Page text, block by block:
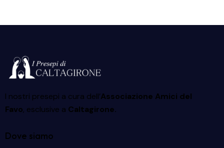
I nostri presepi a cura dell’Associazione Amici del
Favo, esclusive a Caltagirone.
Dove siamo